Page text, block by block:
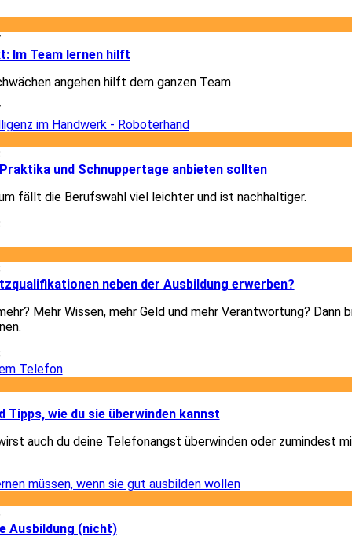
Im Team lernen hilft
angehen hilft dem ganzen Team
und Schnuppertage anbieten sollten
fällt die Berufswahl viel leichter und ist nachhaltiger.
neben der Ausbildung erwerben?
Mehr Wissen, mehr Geld und mehr Verantwortung? Dann
Tipps, wie du sie überwinden kannst
auch du deine Telefonangst überwinden oder zumindest
Ausbildung (nicht)